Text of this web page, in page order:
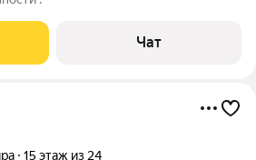
Чат
15 этаж из 24